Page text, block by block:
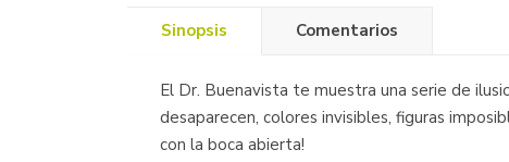
Sinopsis Comentarios
El Dr. Buenavista te muestra una serie de
desaparecen, colores invisibles, figuras
con la boca abierta!